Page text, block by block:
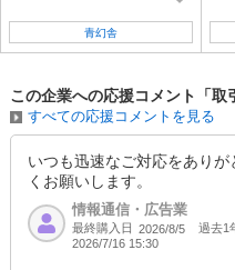
青幻舎
この企業への応援コメント「取
すべての応援コメントを見る
いつも迅速なご対応をあり
くお願いします。
情報通信・広告業
最終購入日 2026/8/5 過去1
2026/7/16 15:30